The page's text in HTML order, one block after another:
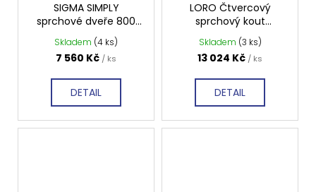
SIGMA SIMPLY
sprchové dveře 800
mm, čiré sklo, GS1279F
Skladem (4 ks)
7 560 Kč / ks
DETAIL
LORO Čtvercový
sprchový kout
900x900 mm, čiré sklo,
GN4490-GN3590
Skladem (3 ks)
13 024 Kč / ks
DETAIL